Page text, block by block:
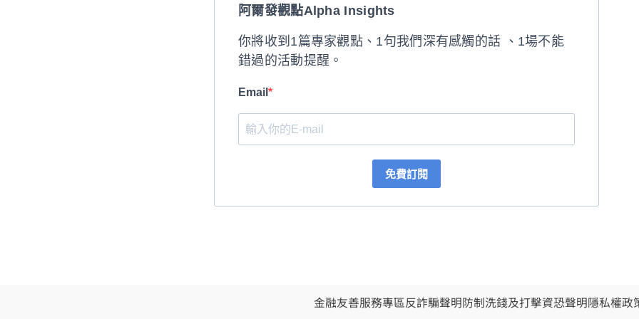
阿爾發觀點Alpha Insights
你將收到1篇專家觀點、1句我們深有感觸的話 、1場不能
錯過的活動提醒。
Email
免費訂閱
金融友善服務專區反詐騙聲明防制洗錢及打擊資恐聲明隱私權政